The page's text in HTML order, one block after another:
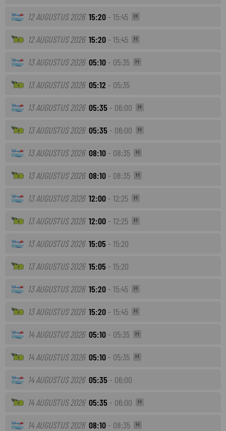
12 AUGUSTUS 2026 15:20 - 15:45 H
12 AUGUSTUS 2026 15:20 - 15:45 H
13 AUGUSTUS 2026 05:10 - 05:35 H
13 AUGUSTUS 2026 05:12 - 05:35
13 AUGUSTUS 2026 05:35 - 06:00 H
13 AUGUSTUS 2026 05:35 - 06:00 H
13 AUGUSTUS 2026 08:10 - 08:35 H
13 AUGUSTUS 2026 08:10 - 08:35 H
13 AUGUSTUS 2026 12:00 - 12:25 H
13 AUGUSTUS 2026 12:00 - 12:25 H
13 AUGUSTUS 2026 15:05 - 15:20
13 AUGUSTUS 2026 15:05 - 15:20
13 AUGUSTUS 2026 15:20 - 15:45 H
13 AUGUSTUS 2026 15:20 - 15:45 H
14 AUGUSTUS 2026 05:10 - 05:35 H
14 AUGUSTUS 2026 05:10 - 05:35 H
14 AUGUSTUS 2026 05:35 - 06:00
14 AUGUSTUS 2026 05:35 - 06:00 H
14 AUGUSTUS 2026 08:10 - 08:35 H